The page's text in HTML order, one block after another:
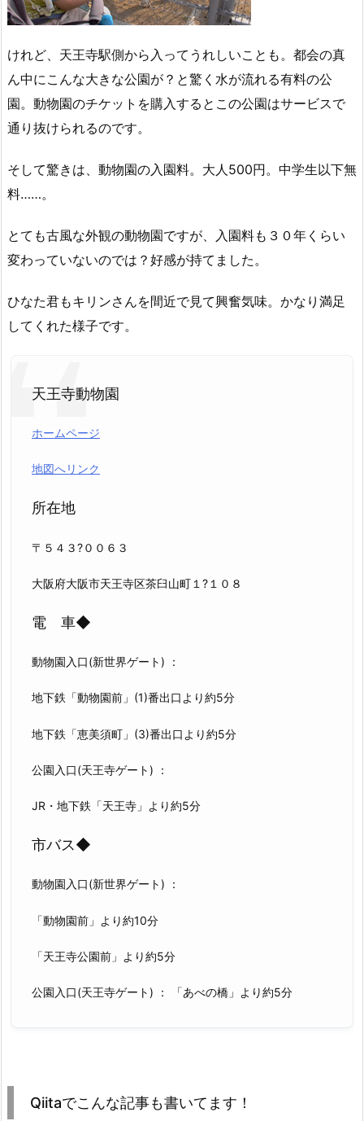
けれど、天王寺駅側から入ってうれしいことも。都会の真
ん中にこんな大きな公園が？と驚く水が流れる有料の公
園。動物園のチケットを購入するとこの公園はサービスで
通り抜けられるのです。
そして驚きは、動物園の入園料。大人500円。中学生以下無
料……。
とても古風な外観の動物園ですが、入園料も３０年くらい
変わっていないのでは？好感が持てました。
ひなた君もキリンさんを間近で見て興奮気味。かなり満足
してくれた様子です。
天王寺動物園
ホームページ
地図へリンク
所在地
〒５４３?００６３
大阪府大阪市天王寺区茶臼山町１?１０８
電 車◆
動物園入口(新世界ゲート) ：
地下鉄「動物園前」(1)番出口より約5分
地下鉄「恵美須町」(3)番出口より約5分
公園入口(天王寺ゲート) ：
JR・地下鉄「天王寺」より約5分
市バス◆
動物園入口(新世界ゲート) ：
「動物園前」より約10分
「天王寺公園前」より約5分
公園入口(天王寺ゲート) ： 「あべの橋」より約5分
Qiitaでこんな記事も書いてます！